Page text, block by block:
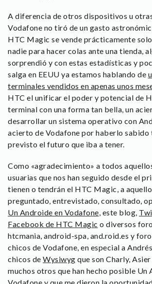
A diferencia de otros dispositivos u
Vodafone no tiró de un gasto
HTC Magic se vende prácticamente
nadie para hacer colas ante una tienda,
sorprendió y con estas estadísticas y
salga en EEUU ya estamos hablando de
terminales vendidos en apenas unos
HTC el unificar el poder y potencial de
terminal con una forma tan bella, un
desarrollar un sistema operativo con
acierto de Vodafone por haberlo sabido
previsto el futuro que iba a tener.
Como «agradecimiento» a todos
usuarias que nos han seguido desde el
tienen o tendrán el HTC Magic, a
preguntado, entrevistado, consultado,
Un Androide en Vodafone, este blog,
Facebook de HTC Magic o diversos
htcmania, android-spa, and.roid.es y
chicos de Vodafone, en especial a
chicos de Wysiwyg que son Charly,
muchos otros que han hecho posible Un